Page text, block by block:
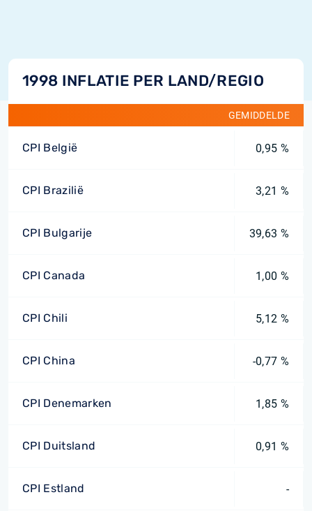
1998 INFLATIE PER LAND/REGIO
GEMIDDELDE
CPI België 0,95 %
CPI Brazilië 3,21 %
CPI Bulgarije 39,63 %
CPI Canada 1,00 %
CPI Chili 5,12 %
CPI China -0,77 %
CPI Denemarken 1,85 %
CPI Duitsland 0,91 %
CPI Estland -